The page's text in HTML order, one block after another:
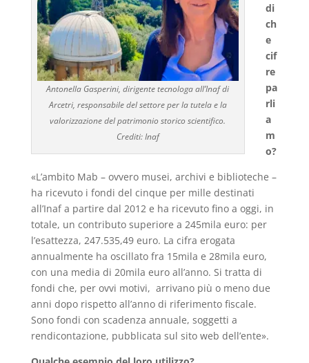
Antonella Gasperini, dirigente tecnologa all’Inaf di
Arcetri, responsabile del settore per la tutela e la
valorizzazione del patrimonio storico scientifico.
Crediti: Inaf
di
ch
e
cif
re
pa
rli
a
m
o?
«L’ambito Mab – ovvero musei, archivi e biblioteche –
ha ricevuto i fondi del cinque per mille destinati
all’Inaf a partire dal 2012 e ha ricevuto fino a oggi, in
totale, un contributo superiore a 245mila euro: per
l’esattezza, 247.535,49 euro. La cifra erogata
annualmente ha oscillato fra 15mila e 28mila euro,
con una media di 20mila euro all’anno. Si tratta di
fondi che, per ovvi motivi, arrivano più o meno due
anni dopo rispetto all’anno di riferimento fiscale.
Sono fondi con scadenza annuale, soggetti a
rendicontazione, pubblicata sul sito web dell’ente».